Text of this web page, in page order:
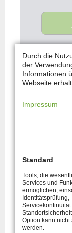
FG1
FG4
Durch die
der
Informationen
Webseite
Impressum
Standard
Tools, die
Services und
ermöglichen,
Identitätsprüfung,
Servicekontinuität
Option kann nicht
werden.